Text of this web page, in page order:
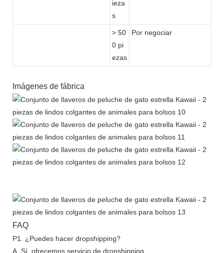
ieza
s
> 50
0 pi
ezas
Por negociar
Imágenes de fábrica
FAQ
P1. ¿Puedes hacer dropshipping?
A. Sí, ofrecemos servicio de dropshipping.